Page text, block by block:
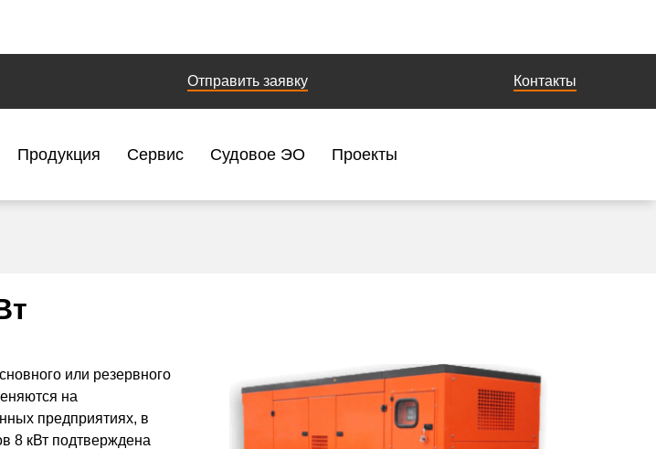
Отправить заявку Контакты
Продукция Сервис Судовое ЭО Проекты
или резервного
на
предприятиях, в
8 кВт подтверждена